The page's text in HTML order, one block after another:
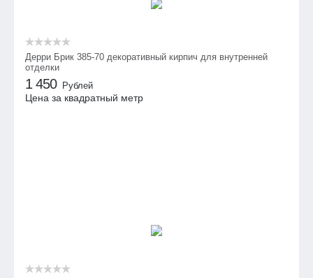
Дерри Брик 385-70 декоративный кирпич для внутренней
отделки
1 450 Рублей
Цена за квадратный метр